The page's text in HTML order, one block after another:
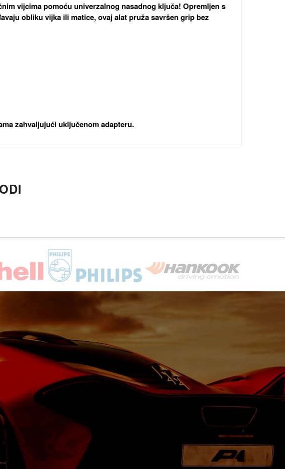
vijcima pomoću univerzalnog nasadnog ključa! Opremljen s
obliku vijka ili matice, ovaj alat pruža savršen grip bez
zahvaljujući uključenom adapteru.